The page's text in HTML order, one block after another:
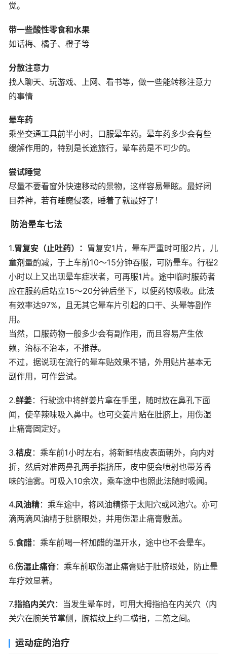
觉。
带一些酸性零食和水果
如话梅、橘子、橙子等
分散注意力
找人聊天、玩游戏、上网、看书等，做一些能转移注意力
的事情
晕车药
乘坐交通工具前半小时，口服晕车药。晕车药多少会有些
缓解作用的，特别是长途旅行，晕车药是不可少的。
尝试睡觉
尽量不要看窗外快速移动的景物，这样容易晕眩。最好闭
目养神，若有睡魔侵袭，睡着了就最好了！
防治晕车七法
1.胃复安（止吐药）： 胃复安1片，晕车严重时可服2片，儿
童剂量酌减，于上车前10～15分钟吞服，可防晕车。行程2
小时以上又出现晕车症状者，可再服1片。途中临时服药者
应在服药后站立15～20分钟后坐下，以便药物吸收。此法
有效率达97%，且无其它晕车片引起的口干、头晕等副作
用。
当然，口服药物一般多少会有副作用，而且容易产生依
赖，治标不治本，不推荐。
不过，据说现在流行的晕车贴效果不错，外用贴片基本无
副作用，可作尝试。
2.鲜姜：行驶途中将鲜姜片拿在手里，随时放在鼻孔下面
闻，使辛辣味吸入鼻中。也可交姜片贴在肚脐上，用伤湿
止痛膏固定好。
3.桔皮 ：乘车前1小时左右，将新鲜桔皮表面朝外，向内对
折，然后对准两鼻孔两手指挤压，皮中便会喷射也带芳香
味的油雾。可吸入10余次，乘车途中也照此法随时吸闻。
4.风油精：乘车途中，将风油精搽于太阳穴或风池穴。亦可
滴两滴风油精于肚脐眼处，并用伤湿止痛膏敷盖。
5.食醋：乘车前喝一杯加醋的温开水，途中也不会晕车。
6.伤湿止痛膏：乘车前取伤湿止痛膏贴于肚脐眼处，防止晕
车疗效显著。
7.指掐内关穴 ：当发生晕车时，可用大拇指掐在内关穴（内
关穴在腕关节掌侧，腕横纹上约二横指，二筋之间。
运动症的治疗